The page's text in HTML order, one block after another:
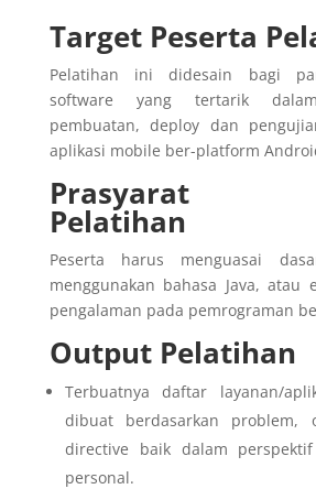
Target Peserta
Pelatihan ini didesain bagi
software yang tertarik
pembuatan, deploy dan
aplikasi mobile ber-platform
Prasyarat
Pelatihan
Peserta harus menguasai
menggunakan bahasa Java, atau
pengalaman pada pemrograman
Output Pelatihan
Terbuatnya daftar layanan/
dibuat berdasarkan problem,
directive baik dalam
personal.